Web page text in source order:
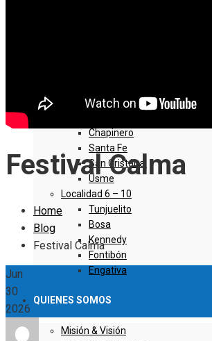
Localidad 1 – 5
Chapinero
Santa Fe
San Cristóbal
Usme
Localidad 6 – 10
Tunjuelito
Bosa
Kennedy
Fontibón
Engativa
QUIENES SOMOS
Misión & Visión
Festival Calma
Home
Blog
Festival Calma
Jun
30
2026